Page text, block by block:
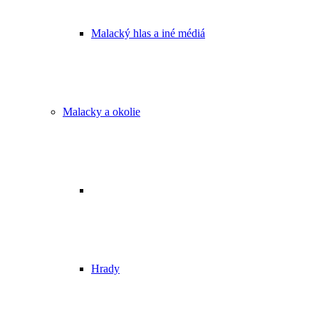
Malacký hlas a iné médiá
Malacky a okolie
Hrady